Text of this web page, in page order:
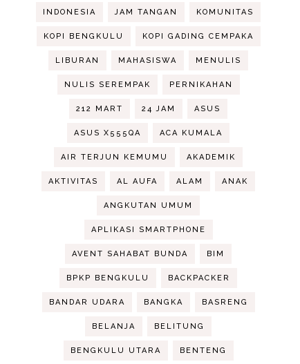
INDONESIA JAM TANGAN KOMUNITAS
KOPI BENGKULU KOPI GADING CEMPAKA
LIBURAN MAHASISWA MENULIS
NULIS SEREMPAK PERNIKAHAN
212 MART 24 JAM ASUS
ASUS X555QA ACA KUMALA
AIR TERJUN KEMUMU AKADEMIK
AKTIVITAS AL AUFA ALAM ANAK
ANGKUTAN UMUM
APLIKASI SMARTPHONE
AVENT SAHABAT BUNDA BIM
BPKP BENGKULU BACKPACKER
BANDAR UDARA BANGKA BASRENG
BELANJA BELITUNG
BENGKULU UTARA BENTENG